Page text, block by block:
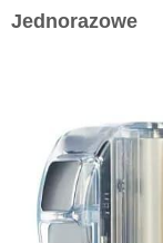
Jednorazowe